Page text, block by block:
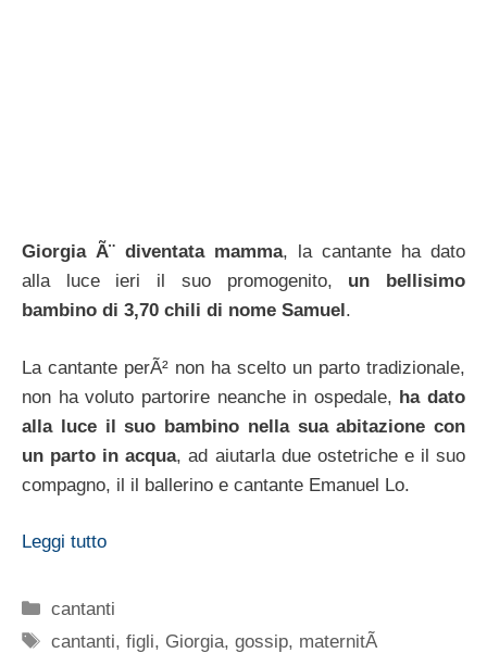
Giorgia Ã¨ diventata mamma, la cantante ha dato
alla luce ieri il suo promogenito, un bellisimo
bambino di 3,70 chili di nome Samuel.
La cantante perÃ² non ha scelto un parto tradizionale,
non ha voluto partorire neanche in ospedale, ha dato
alla luce il suo bambino nella sua abitazione con
un parto in acqua, ad aiutarla due ostetriche e il suo
compagno, il il ballerino e cantante Emanuel Lo.
Leggi tutto
Categorie
cantanti
Tag
cantanti,figli, Giorgia,gossip, maternitÃ